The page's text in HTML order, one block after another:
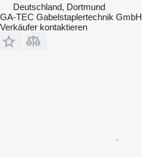
Deutschland, Dortmund
GA-TEC Gabelstaplertechnik GmbH
Verkäufer kontaktieren